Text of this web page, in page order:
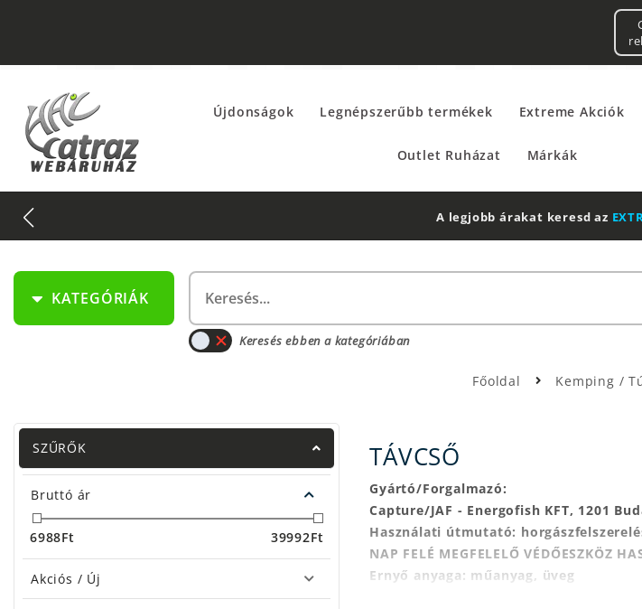
Újdonságok Legnépszerűbb termékek Extreme Akciók
Outlet Ruházat Márkák
A legjobb árakat keresd az
KATEGÓRIÁK
Keresés ebben a kategóriában
Főoldal Kemping /
SZŰRŐK
Bruttó ár
6988Ft Ft
39992
Akciós / Új
TÁVCSŐ
Gyártó/Forgalmazó:
Capture/JAF - Energofish KFT, 1201
Használati útmutató:
NAP FELÉ MEGFELELŐ VÉDŐESZKÖZ
Ernyő anyaga: műanyag, üveg